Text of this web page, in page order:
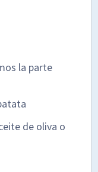
la parte
de oliva o